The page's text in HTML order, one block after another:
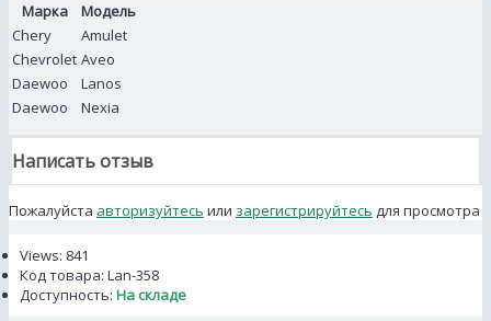
Марка
Модель
Chery
Amulet
Chevrolet Aveo
Daewoo
Lanos
Daewoo
Nexia
Написать отзыв
Пожалуйста авторизуйтесь или зарегистрируйтесь для просмотра
Views: 841
Код товара: Lan-358
Доступность: На складе